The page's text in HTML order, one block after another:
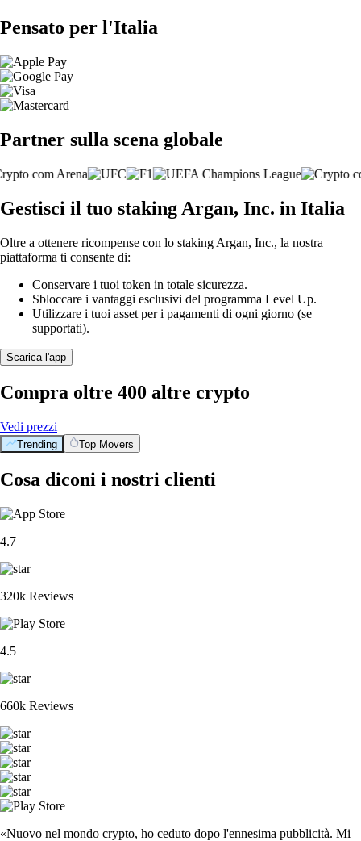
Pensato per l'Italia
Partner sulla scena globale
Gestisci il tuo staking Argan, Inc. in Italia
Oltre a ottenere ricompense con lo staking Argan, Inc., la nostra
piattaforma ti consente di:
Conservare i tuoi token in totale sicurezza.
Sbloccare i vantaggi esclusivi del programma Level Up.
Utilizzare i tuoi asset per i pagamenti di ogni giorno (se
supportati).
Scarica l'app
Compra oltre 400 altre crypto
Vedi prezzi
Trending Top Movers
Cosa diconi i nostri clienti
4.7
320k Reviews
4.5
660k Reviews
«Nuovo nel mondo crypto, ho ceduto dopo l'ennesima pubblicità. Mi